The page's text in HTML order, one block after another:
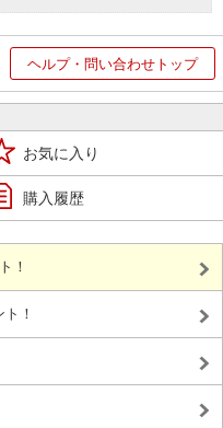
ヘルプ・問い合わせトップ
お気に入り
購入履歴
！
！